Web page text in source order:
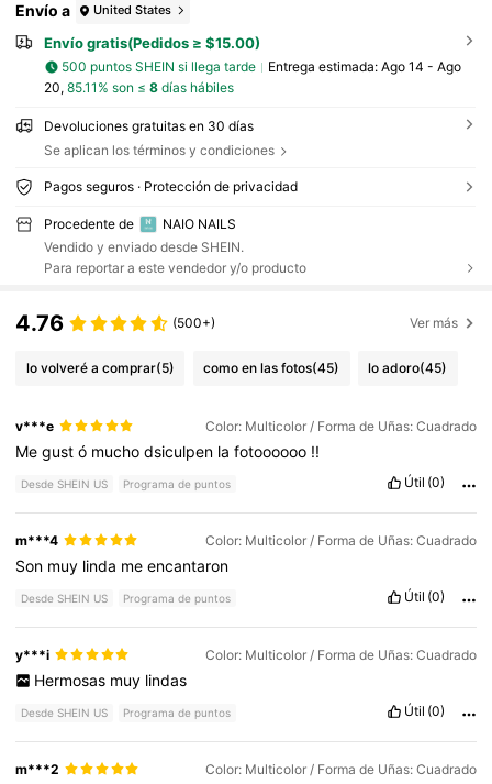
Envío a United States
Envío gratis(Pedidos ≥ $15.00)
500 puntos SHEIN si llega tarde Entrega estimada: Ago 14 - Ago
20, 85.11% son ≤ 8días hábiles
Devoluciones gratuitas en 30 días
Se aplican los términos y condiciones
Pagos seguros · Protección de privacidad
Procedente de
NAIO NAILS
Vendido y enviado desde SHEIN.
Para reportar a este vendedor y/o producto
4.76 (500+) Ver más
lo volveré a comprar(5) como en las fotos(45) lo adoro(45)
v***e Color: Multicolor / Forma de Uñas: Cuadrado
Megustó muchodsiculpen lafotoooooo !!
Desde SHEIN US Programa de puntos Útil (0)
m***4 Color: Multicolor / Forma de Uñas: Cuadrado
Son muy linda meencantaron
Desde SHEIN US Programa de puntos Útil (0)
y***i Color: Multicolor / Forma de Uñas: Cuadrado
Hermosas muy lindas
Desde SHEIN US Programa de puntos Útil (0)
m***2 Color: Multicolor / Forma de Uñas: Cuadrado